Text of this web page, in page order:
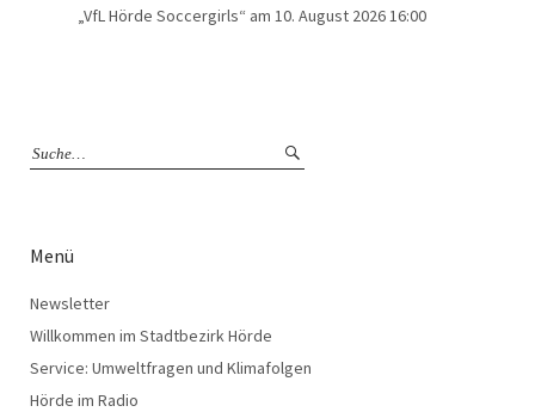
„VfL Hörde Soccergirls“ am 10. August 2026 16:00
Menü
Newsletter
Willkommen im Stadtbezirk Hörde
Service: Umweltfragen und Klimafolgen
Hörde im Radio